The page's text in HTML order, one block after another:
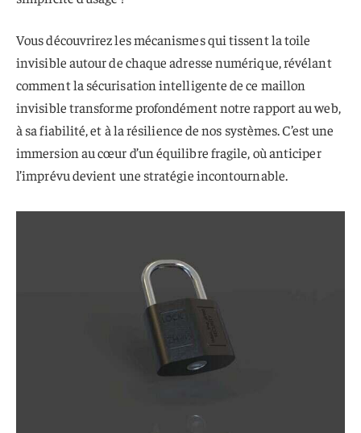
Vous découvrirez les mécanismes qui tissent la toile
invisible autour de chaque adresse numérique, révélant
comment la sécurisation intelligente de ce maillon
invisible transforme profondément notre rapport au web,
à sa fiabilité, et à la résilience de nos systèmes. C’est une
immersion au cœur d’un équilibre fragile, où anticiper
l’imprévu devient une stratégie incontournable.